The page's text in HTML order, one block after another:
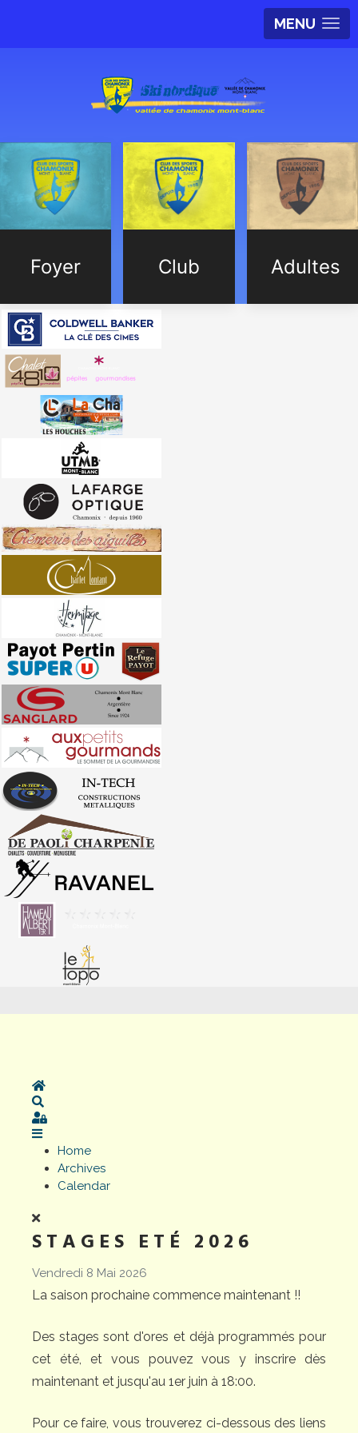
MENU
Foyer Club Adultes
Home
Sign In
Home
Archives
Calendar
STAGES ETÉ 2026
Vendredi 8 Mai 2026
La saison prochaine commence maintenant !!
Des stages sont d'ores et déjà programmés pour
cet été, et vous pouvez vous y inscrire dès
maintenant et jusqu'au 1er juin à 18:00.
Pour ce faire, vous trouverez ci-dessous des liens